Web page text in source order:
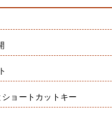
ョートカットキー